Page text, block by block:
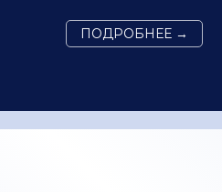
ПОДРОБНЕЕ →